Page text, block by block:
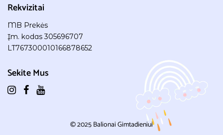
Rekvizitai
MB Prekės
Įm. kodas 305696707
LT767300010166878652
Sekite Mus
© 2025Balionai Gimtadieniui